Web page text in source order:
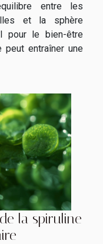
entre les
et la sphère
pour le bien-être
peut entraîner une
la spiruline